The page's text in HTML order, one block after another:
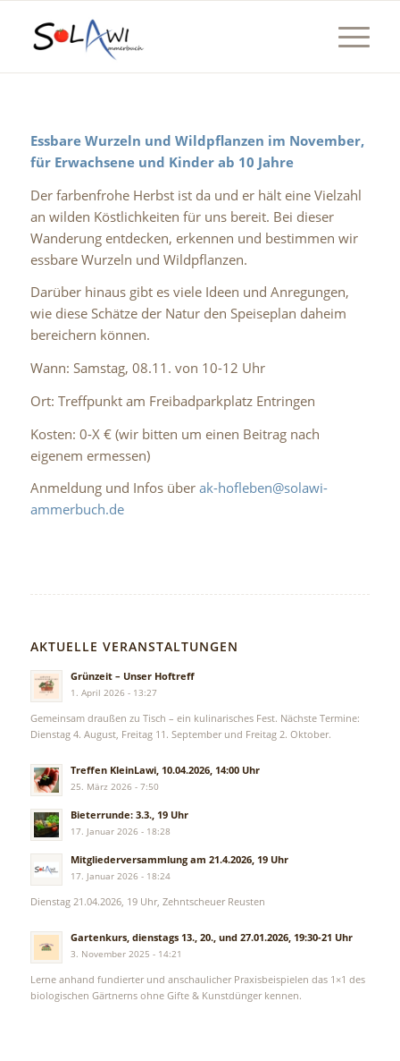
Essbare Wurzeln und Wildpflanzen im November,
für Erwachsene und Kinder ab 10 Jahre
Der farbenfrohe Herbst ist da und er hält eine Vielzahl
an wilden Köstlichkeiten für uns bereit. Bei dieser
Wanderung entdecken, erkennen und bestimmen wir
essbare Wurzeln und Wildpflanzen.
Darüber hinaus gibt es viele Ideen und Anregungen,
wie diese Schätze der Natur den Speiseplan daheim
bereichern können.
Wann: Samstag, 08.11. von 10-12 Uhr
Ort: Treffpunkt am Freibadparkplatz Entringen
Kosten: 0-X € (wir bitten um einen Beitrag nach
eigenem ermessen)
Anmeldung und Infos über ak-hofleben@solawi-
ammerbuch.de
AKTUELLE VERANSTALTUNGEN
Grünzeit – Unser Hoftreff
1. April 2026 - 13:27
Gemeinsam draußen zu Tisch – ein kulinarisches Fest. Nächste Termine:
Dienstag 4. August, Freitag 11. September und Freitag 2. Oktober.
Treffen KleinLawi, 10.04.2026, 14:00 Uhr
25. März 2026 - 7:50
Bieterrunde: 3.3., 19 Uhr
17. Januar 2026 - 18:28
Mitgliederversammlung am 21.4.2026, 19 Uhr
17. Januar 2026 - 18:24
Dienstag 21.04.2026, 19 Uhr, Zehntscheuer Reusten
Gartenkurs, dienstags 13., 20., und 27.01.2026, 19:30-21 Uhr
3. November 2025 - 14:21
Lerne anhand fundierter und anschaulicher Praxisbeispielen das 1×1 des
biologischen Gärtnerns ohne Gifte & Kunstdünger kennen.